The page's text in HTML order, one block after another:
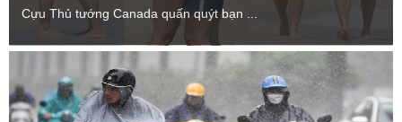
Cựu Thủ tướng Canada quấn quýt bạn ...